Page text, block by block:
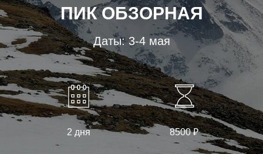
ПИК ОБЗОРНАЯ
Даты: 3-4 мая
2 дня 8500 ₽